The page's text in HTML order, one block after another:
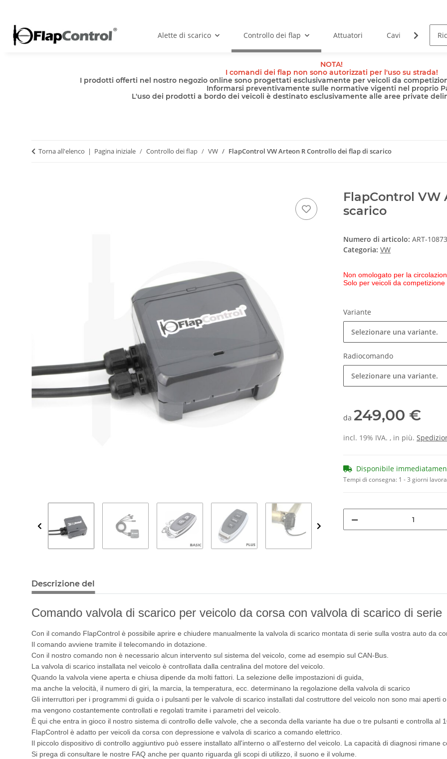
Alette di scarico Controllo dei flap Attuatori Cavi
NOTA!
I comandi dei flap non sono autorizzati per l'uso su strada!
I prodotti offerti nel nostro negozio online sono progettati esclusivamente per veicoli da
Informarsi preventivamente sulle normative vigenti nel proprio
L'uso dei prodotti a bordo dei veicoli è destinato esclusivamente alle aree private
Torna all'elenco Pagina iniziale Controllo dei flap VW FlapControl VW Arteon R Controllo dei flap di scarico
FlapControl VW
scarico
Numero di articolo: ART-
Categoria: VW
Non omologato per la
Solo per veicoli da
Variante
Selezionare una variante.
Radiocomando
Selezionare una variante.
da 249,00 €
incl. 19% IVA. , in più.
Disponibile
Tempi di consegna: 1 - 3 giorni
Descrizione del
Comando valvola di scarico per veicolo da corsa con valvola di scarico di serie
Con il comando FlapControl è possibile aprire e chiudere manualmente la valvola di scarico montata di serie sulla vostra auto da
Il comando avviene tramite il telecomando in dotazione.
Con il nostro comando non è necessario alcun intervento sul sistema del veicolo, come ad esempio sul CAN-Bus.
La valvola di scarico installata nel veicolo è controllata dalla centralina del motore del veicolo.
Quando la valvola viene aperta e chiusa dipende da molti fattori. La selezione delle impostazioni di guida,
ma anche la velocità, il numero di giri, la marcia, la temperatura, ecc. determinano la regolazione della valvola di scarico
Gli interruttori per i programmi di guida o i pulsanti per le valvole di scarico installati dal costruttore del veicolo non sono mai aperti
ma vengono costantemente controllati e regolati tramite i parametri del veicolo.
È qui che entra in gioco il nostro sistema di controllo delle valvole, che a seconda della variante ha due o tre pulsanti e controlla al
FlapControl è adatto per veicoli da corsa con depressione e valvola di scarico a comando elettrico.
Il piccolo dispositivo di controllo aggiuntivo può essere installato all'interno o all'esterno del veicolo. La capacità di diagnosi
Si prega di consultare le nostre FAQ anche per quanto riguarda gli scopi di utilizzo, il suono e il volume.